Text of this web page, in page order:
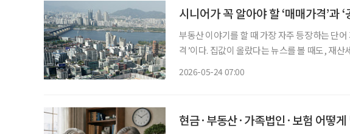
시니어가 꼭 알아야 할 ‘매매가격’과 ‘
부동산 이야기를 할 때 가장 자주 등장하는 단어
격’이다. 집값이 올랐다는 뉴스를 볼 때도, 재
2026-05-24 07:00
현금·부동산·가족법인·보험 어떻게